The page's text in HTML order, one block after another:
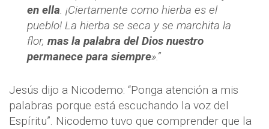
en ella. ¡Ciertamente como hierba es el
pueblo! La hierba se seca y se marchita la
flor, mas la palabra del Dios nuestro
permanece para siempre».”
Jesús dijo a Nicodemo: “Ponga atención a mis
palabras porque está escuchando la voz del
Espíritu”. Nicodemo tuvo que comprender que la